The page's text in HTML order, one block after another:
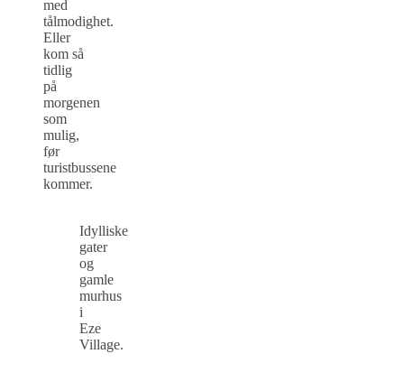
med
tålmodighet.
Eller
kom så
tidlig
på
morgenen
som
mulig,
før
turistbussene
kommer.
Idylliske
gater
og
gamle
murhus
i
Eze
Village.